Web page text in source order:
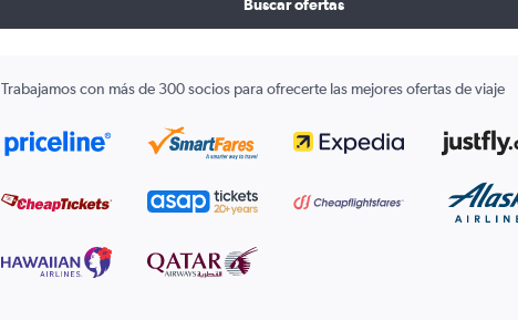
Buscar ofertas
Trabajamos con más de 300 socios para ofrecerte las mejores ofertas de viaje